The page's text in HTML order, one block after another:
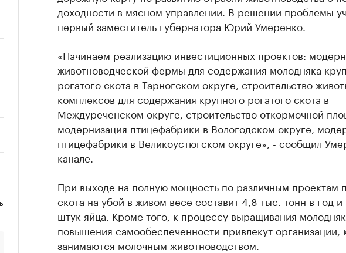
доходности в мясном управлении. В решении проблемы
первый заместитель губернатора Юрий Умеренко.
«Начинаем реализацию инвестиционных проектов:
животноводческой фермы для содержания молодняка
рогатого скота в Тарногском округе, строительство
комплексов для содержания крупного рогатого скота в
Междуреченском округе, строительство откормочной
модернизация птицефабрики в Вологодском округе,
птицефабрики в Великоустюгском округе», - сообщил
канале.
При выходе на полную мощность по различным проектам
скота на убой в живом весе составит 4,8 тыс. тонн в год и
штук яйца. Кроме того, к процессу выращивания
повышения самообеспеченности привлекут организации,
занимаются молочным животноводством.